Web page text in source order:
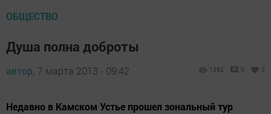
ОБЩЕСТВО
Душа полна доброты
автор, 7 марта 2013 - 09:42 1382 0 0
Недавно в Камском Устье прошел зональный тур